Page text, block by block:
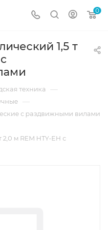
0
1,5 т
техника —
—
с раздвижными вилами
м REM HTY-EH с